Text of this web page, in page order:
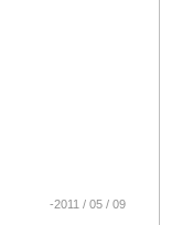
-2011 / 05 / 09